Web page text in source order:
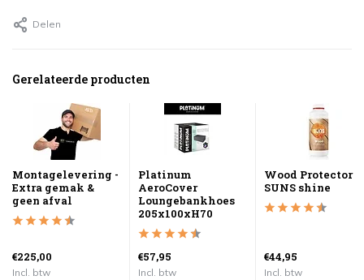
Delen
Gerelateerde producten
Montagelevering -
Extra gemak &
geen afval
€225,00
Incl. btw
Platinum
AeroCover
Loungebankhoes
205x100xH70
€57,95
Incl. btw
Wood Protector
SUNS shine
€44,95
Incl. btw